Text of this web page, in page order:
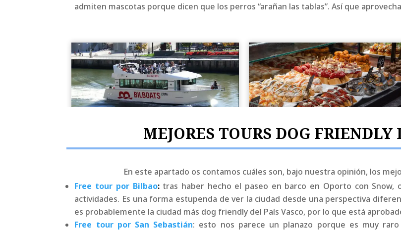
admiten mascotas porque dicen que los perros “arañan las tablas”. Así que
MEJORES TOURS DOG FRIENDLY
En este apartado os contamos cuáles son, bajo nuestra opinión, los
Free tour por Bilbao:tras haber hecho el paseo en barco en Oporto con Snow,
actividades. Es una forma estupenda de ver la ciudad desde una perspectiva
es probablemente la ciudad más dog friendly del País Vasco, por lo que está
Free tour por San Sebastián: esto nos parece un planazo porque es muy